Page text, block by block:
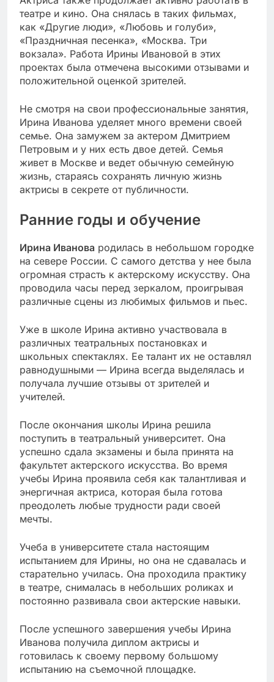
театре и кино. Она снялась в таких фильмах,
как «Другие люди», «Любовь и голуби»,
«Праздничная песенка», «Москва. Три
вокзала». Работа Ирины Ивановой в этих
проектах была отмечена высокими отзывами и
положительной оценкой зрителей.
Не смотря на свои профессиональные занятия,
Ирина Иванова уделяет много времени своей
семье. Она замужем за актером Дмитрием
Петровым и у них есть двое детей. Семья
живет в Москве и ведет обычную семейную
жизнь, стараясь сохранять личную жизнь
актрисы в секрете от публичности.
Ранние годы и обучение
Ирина Иванова родилась в небольшом городке
на севере России. С самого детства у нее была
огромная страсть к актерскому искусству. Она
проводила часы перед зеркалом, проигрывая
различные сцены из любимых фильмов и пьес.
Уже в школе Ирина активно участвовала в
различных театральных постановках и
школьных спектаклях. Ее талант их не оставлял
равнодушными — Ирина всегда выделялась и
получала лучшие отзывы от зрителей и
учителей.
После окончания школы Ирина решила
поступить в театральный университет. Она
успешно сдала экзамены и была принята на
факультет актерского искусства. Во время
учебы Ирина проявила себя как талантливая и
энергичная актриса, которая была готова
преодолеть любые трудности ради своей
мечты.
Учеба в университете стала настоящим
испытанием для Ирины, но она не сдавалась и
старательно училась. Она проходила практику
в театре, снималась в небольших роликах и
постоянно развивала свои актерские навыки.
После успешного завершения учебы Ирина
Иванова получила диплом актрисы и
готовилась к своему первому большому
испытанию на съемочной площадке.